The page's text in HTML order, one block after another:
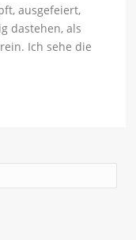
ausgefeiert,
dastehen, als
Ich sehe die